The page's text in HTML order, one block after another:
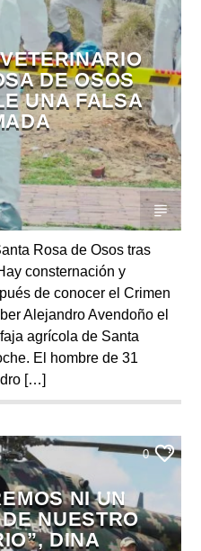
ESTELAR
DE OSOS
UNA FALSA
Rosa de Osos tras
consternación y
de conocer el Crimen
Alejandro Avendoño el
agrícola de Santa
El hombre de 31
[…]
0
NI UN
NUESTRO
DINA